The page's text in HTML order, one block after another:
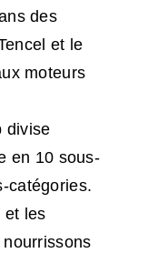
des
et le
moteurs
divise
en 10 sous-
catégories.
et les